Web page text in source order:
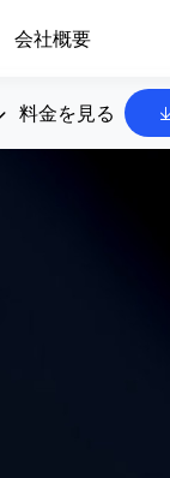
会社概要
料金を見る